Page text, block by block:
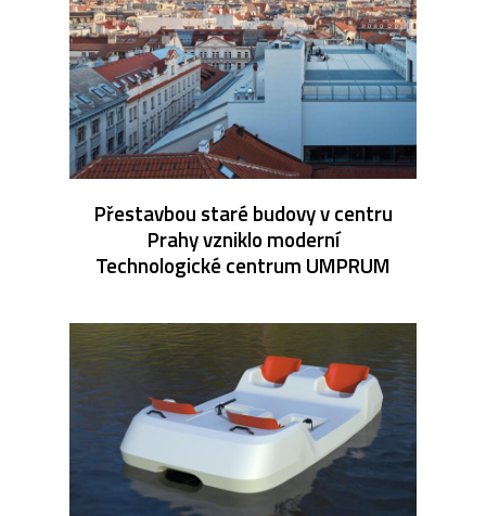
Přestavbou staré budovy v centru
Prahy vzniklo moderní
Technologické centrum UMPRUM